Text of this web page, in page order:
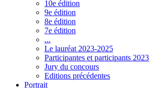
10e édition
9e édition
8e édition
7e édition
...
Le lauréat 2023-2025
Participantes et participants 2023
Jury du concours
Editions précédentes
Portrait